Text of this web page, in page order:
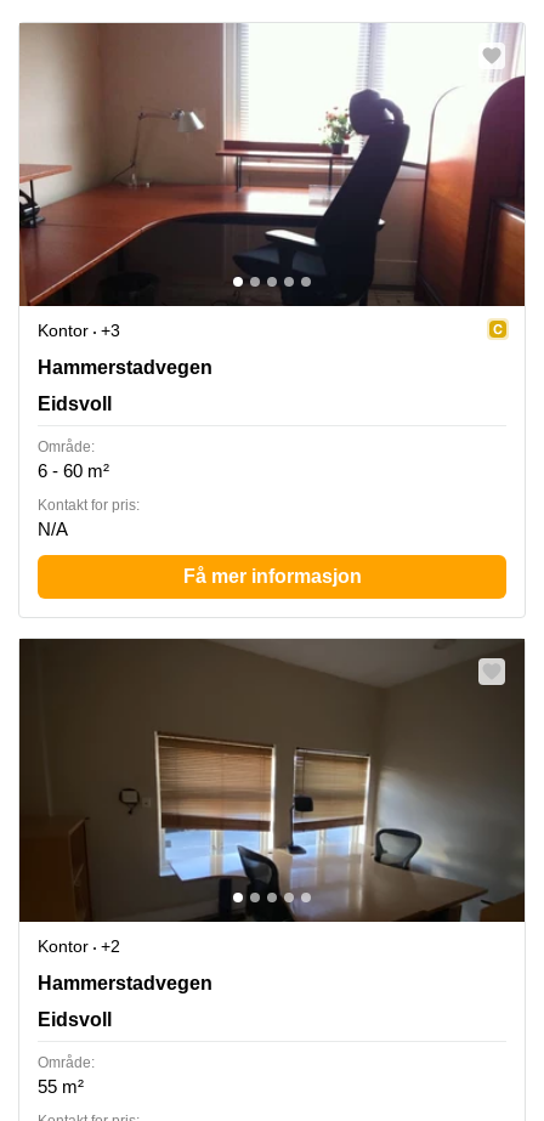
Kontor
+3
Hammerstadvegen 2, Eidsvoll
Hammerstadvegen
Eidsvoll
Område:
6 - 60 m²
Kontakt for pris:
N/A
Få mer informasjon
Kontor
+2
Hammerstadvegen 2, Eidsvoll
Hammerstadvegen
Eidsvoll
Område:
55 m²